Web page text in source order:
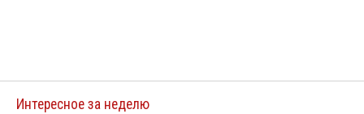
Интересное за неделю